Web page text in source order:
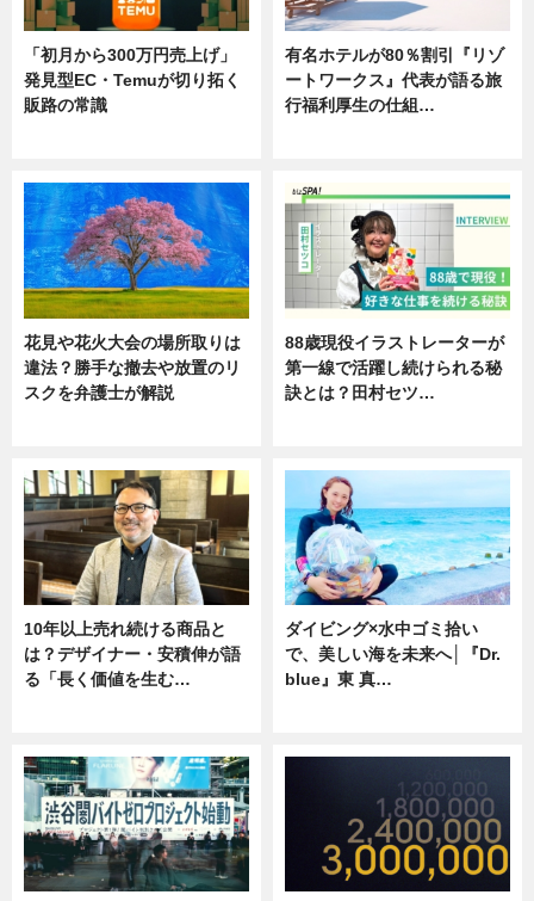
「初月から300万円売上げ」
発見型EC・Temuが切り拓く
販路の常識
有名ホテルが80％割引『リゾ
ートワークス』代表が語る旅
行福利厚生の仕組…
花見や花火大会の場所取りは
違法？勝手な撤去や放置のリ
スクを弁護士が解説
88歳現役イラストレーターが
第一線で活躍し続けられる秘
訣とは？田村セツ…
10年以上売れ続ける商品と
は？デザイナー・安積伸が語
る「長く価値を生む…
ダイビング×水中ゴミ拾い
で、美しい海を未来へ│『Dr.
blue』東 真…